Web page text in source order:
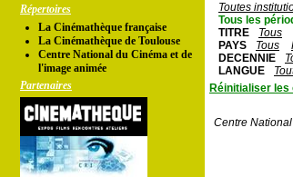
Répertoires
La Cinémathèque française
La Cinémathèque de Toulouse
Centre National du Cinéma et de
l'image animée
Partenaires
Toutes
Tous les
TITRE
Tous
PAYS
Tous
DECENNIE
LANGUE
Réinitialiser les
Centre